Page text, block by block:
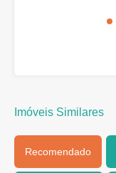
Imóveis Similares
Recomendado